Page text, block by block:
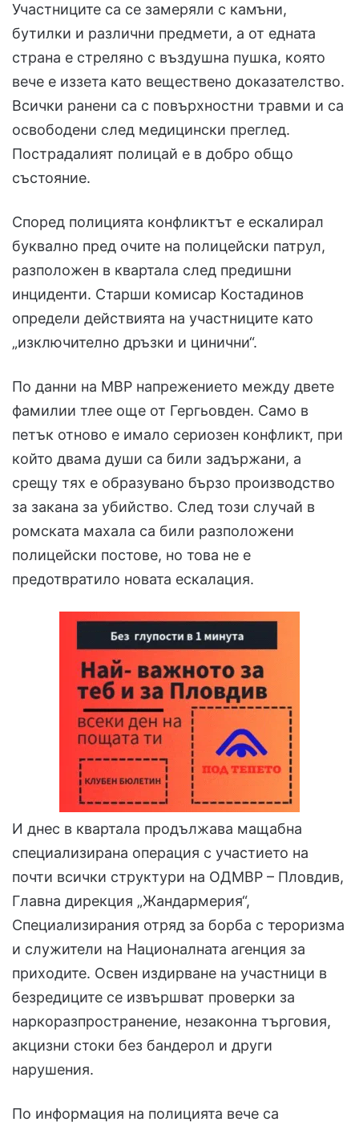
Участниците са се замеряли с камъни,
бутилки и различни предмети, а от едната
страна е стреляно с въздушна пушка, която
вече е иззета като веществено доказателство.
Всички ранени са с повърхностни травми и са
освободени след медицински преглед.
Пострадалият полицай е в добро общо
състояние.
Според полицията конфликтът е ескалирал
буквално пред очите на полицейски патрул,
разположен в квартала след предишни
инциденти. Старши комисар Костадинов
определи действията на участниците като
„изключително дръзки и цинични“.
По данни на МВР напрежението между двете
фамилии тлее още от Гергьовден. Само в
петък отново е имало сериозен конфликт, при
който двама души са били задържани, а
срещу тях е образувано бързо производство
за закана за убийство. След този случай в
ромската махала са били разположени
полицейски постове, но това не е
предотвратило новата ескалация.
И днес в квартала продължава мащабна
специализирана операция с участието на
почти всички структури на ОДМВР – Пловдив,
Главна дирекция „Жандармерия“,
Специализирания отряд за борба с тероризма
и служители на Националната агенция за
приходите. Освен издирване на участници в
безредиците се извършват проверки за
наркоразпространение, незаконна търговия,
акцизни стоки без бандерол и други
нарушения.
По информация на полицията вече са